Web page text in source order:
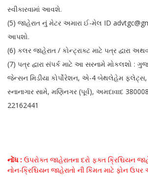
સ્વીકારવામાં આવશે.
(5) જાહેરાત નું મેટર અમારા ઈ-મેલ ID
આપશો.
(6) કલર જાહેરાત / કોન્ટ્રાક્ટ માટે પત્ર દ્વારા
(7) પત્ર દ્વારા સંપર્ક માટે આ સરનામે મોકલશો :
જેન્સન મિડીયા કોર્પોરેશન, એ-4 બેથલેહેમ ફ્લેટ્સ,
સ્નાનાગાર સામે, મણિનગર (પૂર્વ), અમદાવાદ
22162441
નોંધ : ઉપરોક્ત જાહેરાતના દરો ફક્ત ક્રિશ્ચિયન
નોન-ક્રિશ્ચિયન જાહેરાતો ની કિંમત માટે ફોન ઉપર